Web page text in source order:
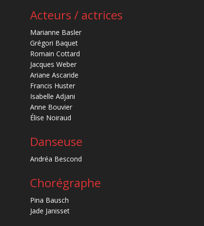
Acteurs / actrices
Marianne Basler
Grégori Baquet
Romain Cottard
Jacques Weber
Ariane Ascaride
Francis Huster
Isabelle Adjani
Anne Bouvier
Élise Noiraud
Danseuse
Andréa Bescond
Chorégraphe
Pina Bausch
Jade Janisset